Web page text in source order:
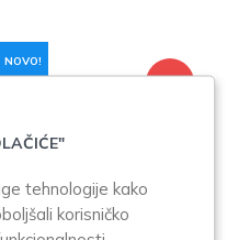
NOVO!
-40%
tehnologije kako
korisničko